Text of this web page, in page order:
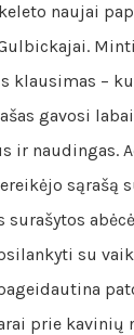
naujai
klausimas –
gavosi
naudingas.
sąrašą
su
prie kavinių